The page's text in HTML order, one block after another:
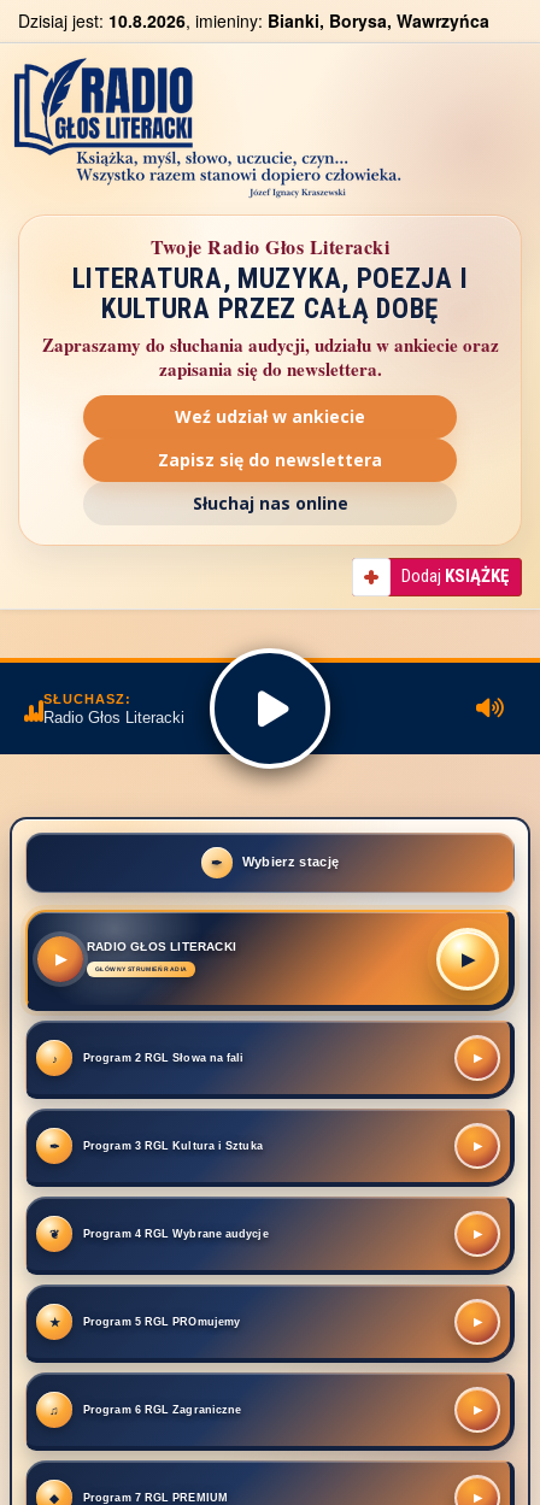
Dzisiaj jest: 10.8.2026, imieniny: Bianki, Borysa, Wawrzyńca
Twoje Radio Głos Literacki
LITERATURA, MUZYKA, POEZJA I
KULTURA PRZEZ CAŁĄ DOBĘ
Zapraszamy do słuchania audycji, udziału w ankiecie oraz
zapisania się do newslettera.
Weź udział w ankiecie
Zapisz się do newslettera
Słuchaj nas online
Dodaj KSIĄŻKĘ
SŁUCHASZ:
Radio Głos Literacki
Wybierz stację
RADIO GŁOS LITERACKI
▶
Program 2 RGL Słowa na fali ▶
Program 3 RGL Kultura i Sztuka ▶
Program 4 RGL Wybrane audycje ▶
Program 5 RGL PROmujemy ▶
Program 6 RGL Zagraniczne ▶
Program 7 RGL PREMIUM ▶